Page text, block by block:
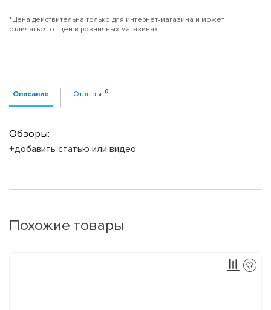
*Цена действительна только для интернет-магазина и может
отличаться от цен в розничных магазинах
Описание Отзывы
Обзоры:
+добавить статью или видео
Похожие товары